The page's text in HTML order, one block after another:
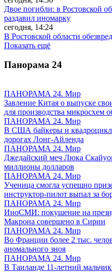
Двое погибли: в Ростовской
раздавил иномарку
сегодня, 14:24
В Ростовской области
Показать ещё
Панорама 24
ПАНОРАМА 24. Мир
Завление Китая о выпуске
для производства микросхем
ПАНОРАМА 24. Мир
В США байкеры и
дорогах Лонг-Айленда
ПАНОРАМА 24. Мир
Джедайский меч Люка
миллионы долларов
ПАНОРАМА 24. Мир
Ученица смогла успешно
инструктор-пилот выпал за
ПАНОРАМА 24. Мир
ИноСМИ: покушение на
Макрона совершено в Сирии
ПАНОРАМА 24. Мир
Во Франции более 2 тыс.
аномального зноя
ПАНОРАМА 24. Мир
В Таиланде 11-летний